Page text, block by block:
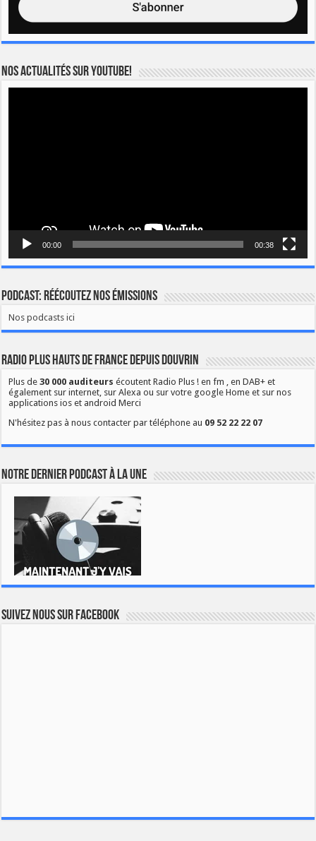
Nos actualités sur YOUTUBE!
00:00 00:38
Podcast: Réécoutez nos émissions
Nos podcasts ici
Radio Plus Hauts de France depuis Douvrin
Plus de30 000 auditeurs écoutent Radio Plus ! en fm , en DAB+ et
également sur internet, sur Alexa ou sur votre google Home et sur nos
applications ios et android Merci
N'hésitez pas à nous contacter par téléphone au 09 52 22 22 07
Notre dernier podcast à la une
Suivez nous sur Facebook